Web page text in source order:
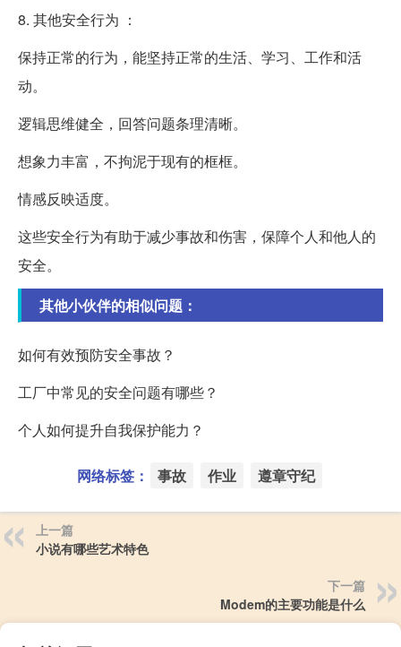
8. 其他安全行为 ：
保持正常的行为，能坚持正常的生活、学习、工作和活
动。
逻辑思维健全，回答问题条理清晰。
想象力丰富，不拘泥于现有的框框。
情感反映适度。
这些安全行为有助于减少事故和伤害，保障个人和他人的
安全。
其他小伙伴的相似问题：
如何有效预防安全事故？
工厂中常见的安全问题有哪些？
个人如何提升自我保护能力？
网络标签： 事故 作业 遵章守纪
上一篇
小说有哪些艺术特色
下一篇
Modem的主要功能是什么